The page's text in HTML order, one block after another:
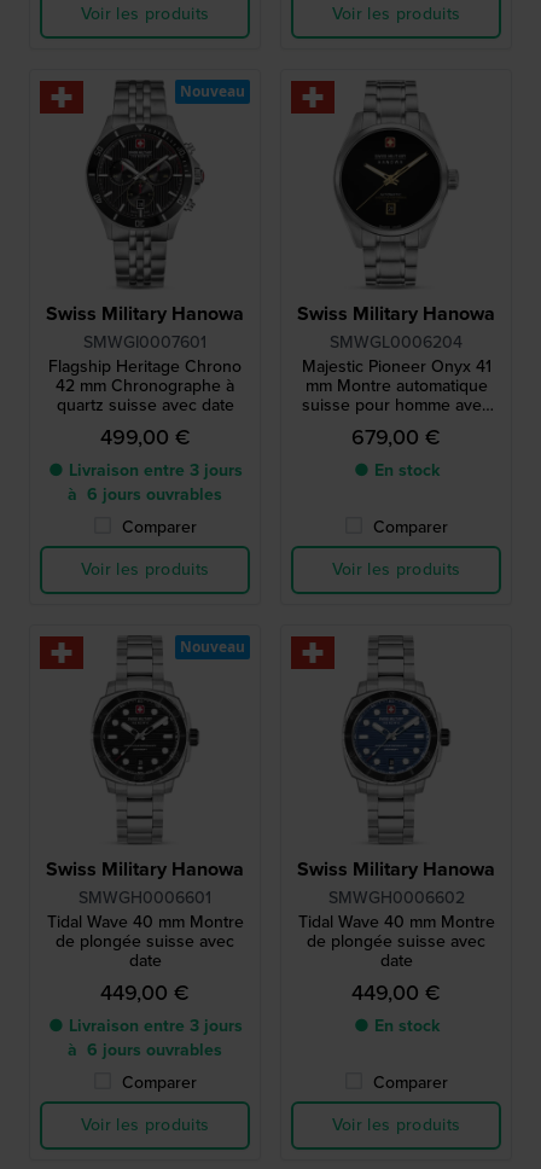
Voir les produits
Voir les produits
Swiss Military Hanowa
SMWGI0007601
Flagship Heritage Chrono
42 mm Chronographe à
quartz suisse avec date
499,00 €
● Livraison entre 3 jours
à 6 jours ouvrables
Comparer
Voir les produits
Nouveau
Swiss Military Hanowa
SMWGL0006204
Majestic Pioneer Onyx 41
mm Montre automatique
suisse pour homme avec
cadran noir onyx
679,00 €
● En stock
Comparer
Voir les produits
Swiss Military Hanowa
SMWGH0006601
Tidal Wave 40 mm Montre
de plongée suisse avec
date
449,00 €
● Livraison entre 3 jours
à 6 jours ouvrables
Comparer
Voir les produits
Nouveau
Swiss Military Hanowa
SMWGH0006602
Tidal Wave 40 mm Montre
de plongée suisse avec
date
449,00 €
● En stock
Comparer
Voir les produits